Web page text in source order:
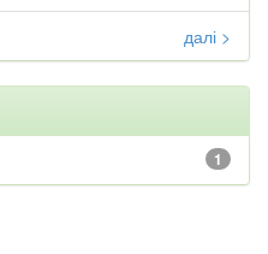
далі >
1